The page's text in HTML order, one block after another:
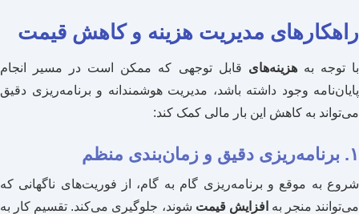
راهکارهای مدیریت هزینه و کاهش قیمت
با توجه بههزینه‌های قابل توجهی که ممکن است در مسیر انجام
پایان‌نامه وجود داشته باشد، مدیریت هوشمندانه و برنامه‌ریزی دقیق
می‌تواند به کاهش این بار مالی کمک کند:
۱. برنامه‌ریزی دقیق و زمان‌بندی منظم
شروع به موقع و برنامه‌ریزی گام به گام، از فوریت‌های ناگهانی که
می‌توانند منجر به افزایش قیمت شوند، جلوگیری می‌کند. تقسیم کار به